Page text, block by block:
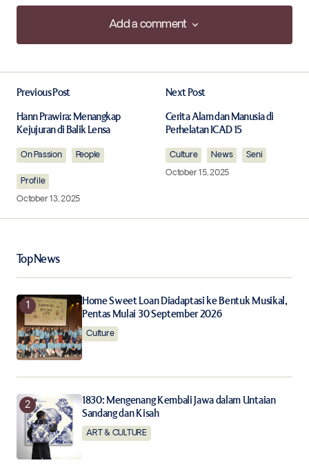
Add a comment
Add a comment
Required fields are marked*
Comment*
Save my name, email, and website in this browser for
the next time I comment.
Notify me of new posts by email.
Submit Comment
Previous Post
Hann Prawira: Menangkap
Kejujuran di Balik Lensa
On Passion People
Profile
October 13, 2025
Next Post
Cerita Alam dan Manusia di
Perhelatan ICAD 15
Culture News
Seni
October 15, 2025
Top News
Home Sweet Loan Diadaptasi ke Bentuk Musikal,
Pentas Mulai 30 September 2026
Culture
1830: Mengenang Kembali Jawa dalam Untaian
Sandang dan Kisah
ART & CULTURE